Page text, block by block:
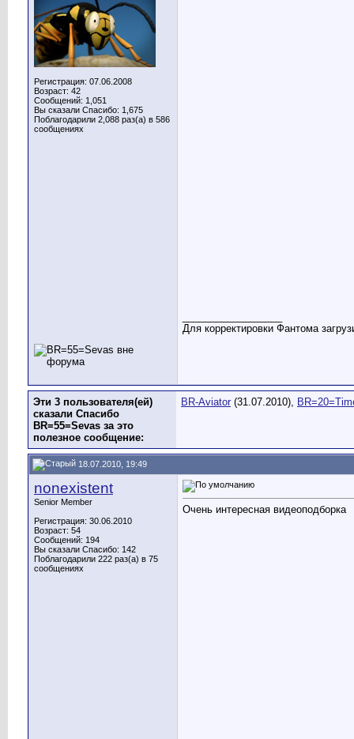
Регистрация: 07.06.2008
Возраст: 42
Сообщений: 1,051
Вы сказали Спасибо: 1,675
Поблагодарили 2,088 раз(а) в 586
сообщениях
Для корректировки Фантома
Эти 3 пользователя(ей)
сказали Спасибо
BR=55=Sevas за это
полезное сообщение:
BR-Aviator (31.07.2010),
18.07.2010, 19:49
nonexistent
Senior Member
Регистрация: 30.06.2010
Возраст: 54
Сообщений: 194
Вы сказали Спасибо: 142
Поблагодарили 222 раз(а) в 75
сообщениях
Очень интересная видеоподборка